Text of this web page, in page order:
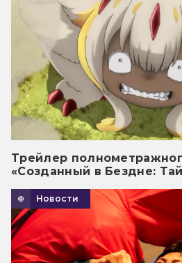
Трейлер
«Созданный в Бездне:
Новости